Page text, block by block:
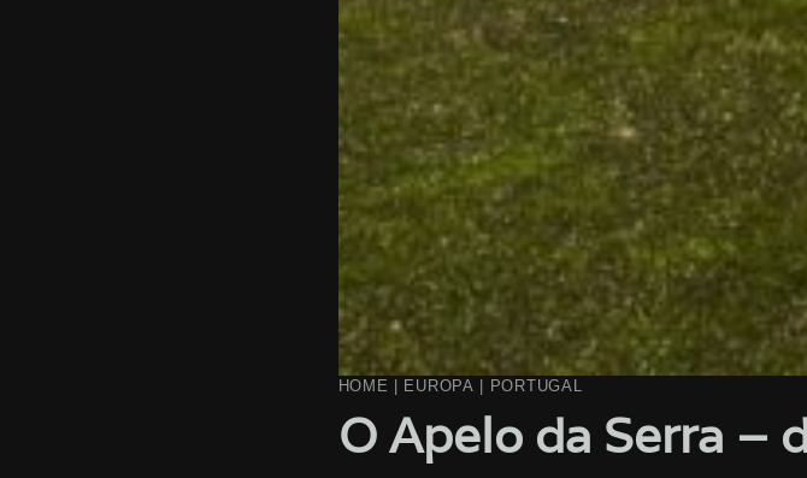
HOME EUROPA PORTUGAL
O Apelo da Serra –